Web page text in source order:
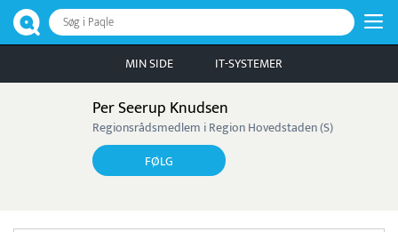
Søg i Paqle
MIN SIDE IT-SYSTEMER
Per Seerup Knudsen
Regionsrådsmedlem i Region Hovedstaden (S)
FØLG